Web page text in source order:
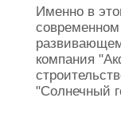
Именно в
компания
"Солнечный